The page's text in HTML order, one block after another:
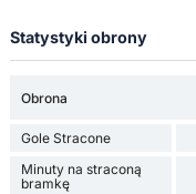
Statystyki obrony
Obrona
Gole Stracone
Minuty na straconą
bramkę